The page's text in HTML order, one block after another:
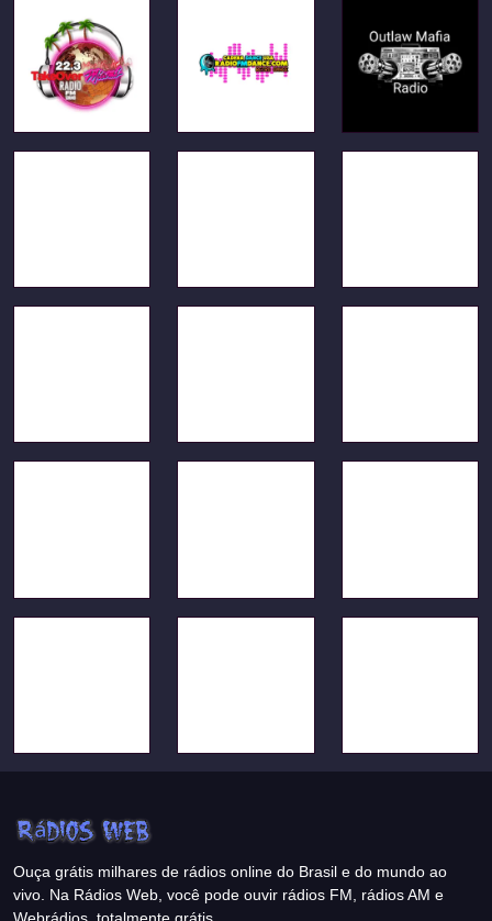
Ouça grátis milhares de rádios online do Brasil e do mundo ao
vivo. Na Rádios Web, você pode ouvir rádios FM, rádios AM e